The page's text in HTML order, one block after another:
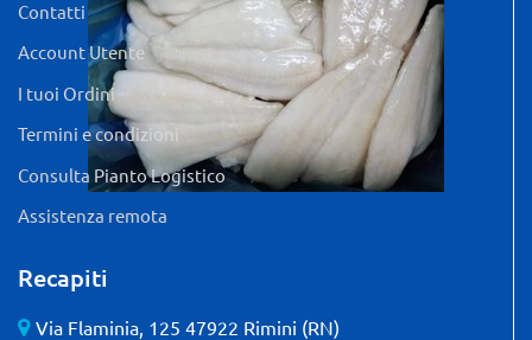
Contatti
Account Utente
I tuoi Ordini
Termini e condizioni
Consulta Pianto Logistico
Assistenza remota
Recapiti
Via Flaminia, 125 47922 Rimini (RN)